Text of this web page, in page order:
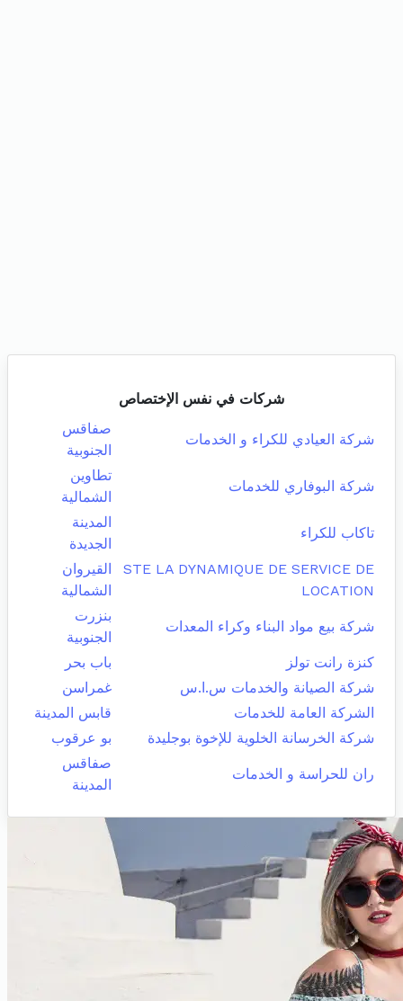
شركات في نفس الإختصاص
شركة العيادي للكراء و الخدمات
صفاقس
الجنوبية
شركة البوفاري للخدمات
تطاوين
الشمالية
تاكاب للكراء
المدينة
الجديدة
STE LA DYNAMIQUE DE SERVICE DE
LOCATION
القيروان
الشمالية
شركة بيع مواد البناء وكراء المعدات
بنزرت
الجنوبية
كنزة رانت تولز
باب بحر
شركة الصيانة والخدمات س.ا.س
غمراسن
الشركة العامة للخدمات
قابس المدينة
شركة الخرسانة الخلوية للإخوة بوجليدة
بو عرقوب
ران للحراسة و الخدمات
صفاقس
المدينة